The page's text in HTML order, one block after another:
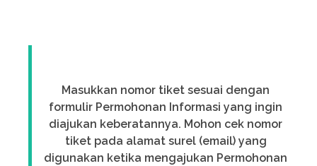
Masukkan nomor tiket sesuai dengan
formulir Permohonan Informasi yang ingin
diajukan keberatannya. Mohon cek nomor
tiket pada alamat surel (email) yang
digunakan ketika mengajukan Permohonan